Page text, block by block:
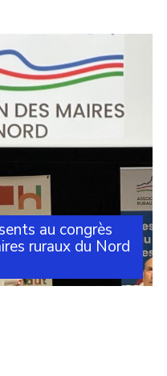
souhaiteraient (...)
au congrès
ruraux du Nord
Basquin étaient